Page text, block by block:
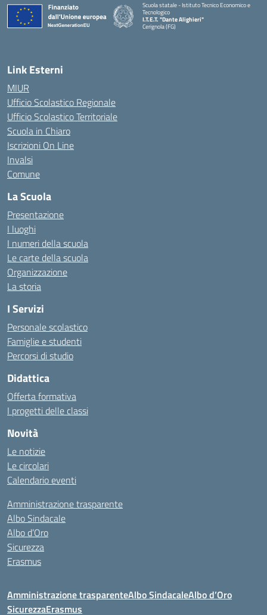
Scuola statale - Istituto Tecnico Economico e
Tecnologico
I.T.E.T. "Dante Alighieri"
Cerignola (FG)
— Visita la pagina iniziale della scuola
Link Esterni
MIUR
Ufficio Scolastico Regionale
Ufficio Scolastico Territoriale
Scuola in Chiaro
Iscrizioni On Line
Invalsi
Comune
La Scuola
Presentazione
I luoghi
I numeri della scuola
Le carte della scuola
Organizzazione
La storia
I Servizi
Personale scolastico
Famiglie e studenti
Percorsi di studio
Didattica
Offerta formativa
I progetti delle classi
Novità
Le notizie
Le circolari
Calendario eventi
Amministrazione trasparente
Albo Sindacale
Albo d’Oro
Sicurezza
Erasmus
Amministrazione trasparenteAlbo SindacaleAlbo d’Oro
SicurezzaErasmus